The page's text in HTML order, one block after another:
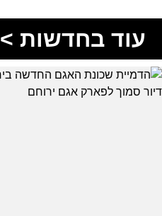
עוד בחדשות >